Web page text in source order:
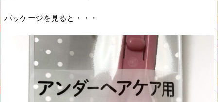
パッケージを見ると・・・